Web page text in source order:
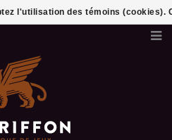
l'utilisation des témoins